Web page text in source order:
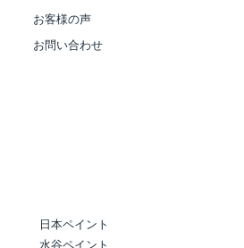
お客様の声
お問い合わせ
日本ペイント